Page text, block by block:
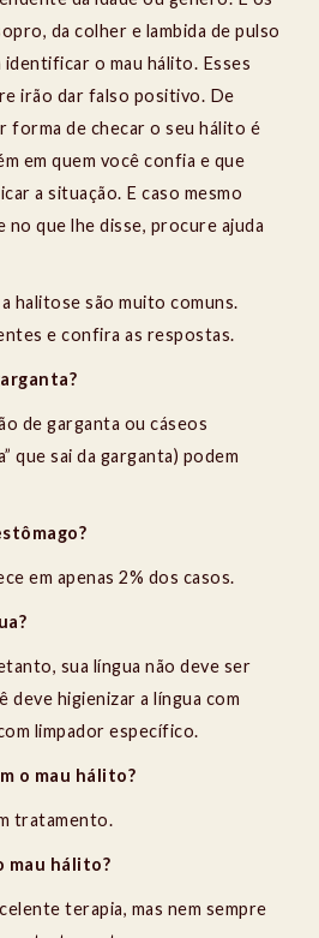
da colher e lambida de pulso
o mau hálito. Esses
irão dar falso positivo. De
forma de checar o seu hálito é
em quem você confia e que
a situação. E caso mesmo
no que lhe disse, procure ajuda
halitose são muito comuns.
e confira as respostas.
de garganta ou cáseos
que sai da garganta) podem
em apenas 2% dos casos.
sua língua não deve ser
deve higienizar a língua com
limpador específico.
o mau hálito?
tratamento.
mau hálito?
terapia, mas nem sempre